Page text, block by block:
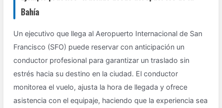
Bahía
Un ejecutivo que llega al Aeropuerto Internacional de San
Francisco (SFO) puede reservar con anticipación un
conductor profesional para garantizar un traslado sin
estrés hacia su destino en la ciudad. El conductor
monitorea el vuelo, ajusta la hora de llegada y ofrece
asistencia con el equipaje, haciendo que la experiencia sea